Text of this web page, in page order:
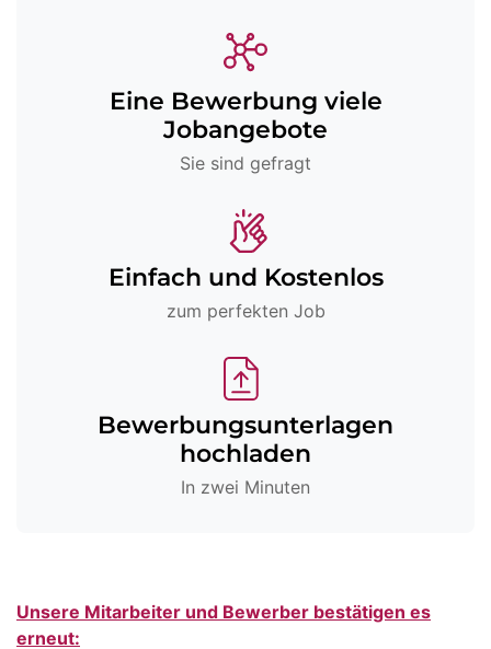
Eine Bewerbung viele
Jobangebote
Sie sind gefragt
Einfach und Kostenlos
zum perfekten Job
Bewerbungsunterlagen
hochladen
In zwei Minuten
Unsere Mitarbeiter und Bewerber bestätigen es
erneut: